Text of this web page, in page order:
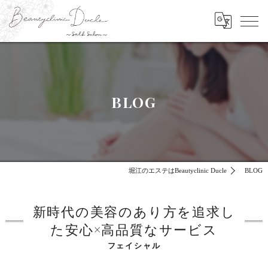
BLOG
堀江のエステはBeautyclinic Ducle BLOG
新時代の美容のあり方を追求し
た安心×高品質なサービス
フェイシャル